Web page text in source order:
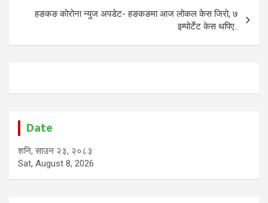
हङकङ कोरोना न्युज अपडेट- हङकङमा आज लोकल केस जिरो, ७
इम्पोर्टेट केस थपिए..
Date
शनि, साउन २३, २०८३
Sat, August 8, 2026